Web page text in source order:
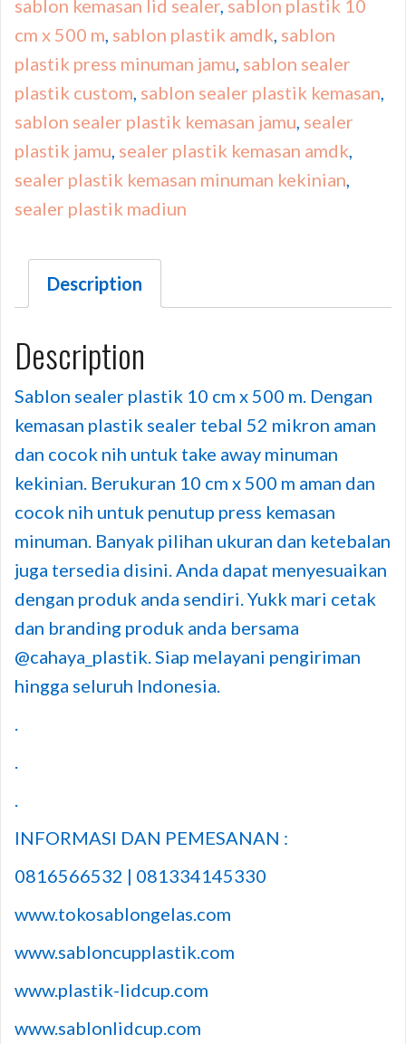
sablon kemasan lid sealer sablon plastik 10
cm x 500 m sablon plastik amdk sablon
plastik press minuman jamu sablon sealer
plastik custom sablon sealer plastik kemasan
sablon sealer plastik kemasan jamu sealer
plastik jamu sealer plastik kemasan amdk
sealer plastik kemasan minuman kekinian
sealer plastik madiun
Description
Description
Sablon sealer plastik 10 cm x 500 m. Dengan
kemasan plastik sealer tebal 52 mikron aman
dan cocok nih untuk take away minuman
kekinian. Berukuran 10 cm x 500 m aman dan
cocok nih untuk penutup press kemasan
minuman. Banyak pilihan ukuran dan ketebalan
juga tersedia disini. Anda dapat menyesuaikan
dengan produk anda sendiri. Yukk mari cetak
dan branding produk anda bersama
@cahaya_plastik. Siap melayani pengiriman
hingga seluruh Indonesia.
.
.
.
INFORMASI DAN PEMESANAN :
0816566532 | 081334145330
www.tokosablongelas.com
www.sabloncupplastik.com
www.plastik-lidcup.com
www.sablonlidcup.com